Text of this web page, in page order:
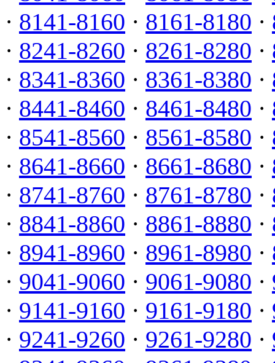
· 8141-8160 · 8161-8180 ·
· 8241-8260 · 8261-8280 ·
· 8341-8360 · 8361-8380 ·
· 8441-8460 · 8461-8480 ·
· 8541-8560 · 8561-8580 ·
· 8641-8660 · 8661-8680 ·
· 8741-8760 · 8761-8780 ·
· 8841-8860 · 8861-8880 ·
· 8941-8960 · 8961-8980 ·
· 9041-9060 · 9061-9080 ·
· 9141-9160 · 9161-9180 ·
· 9241-9260 · 9261-9280 ·